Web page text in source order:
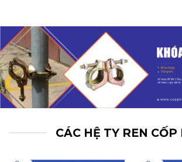
CÁC HỆ TY REN CỐP